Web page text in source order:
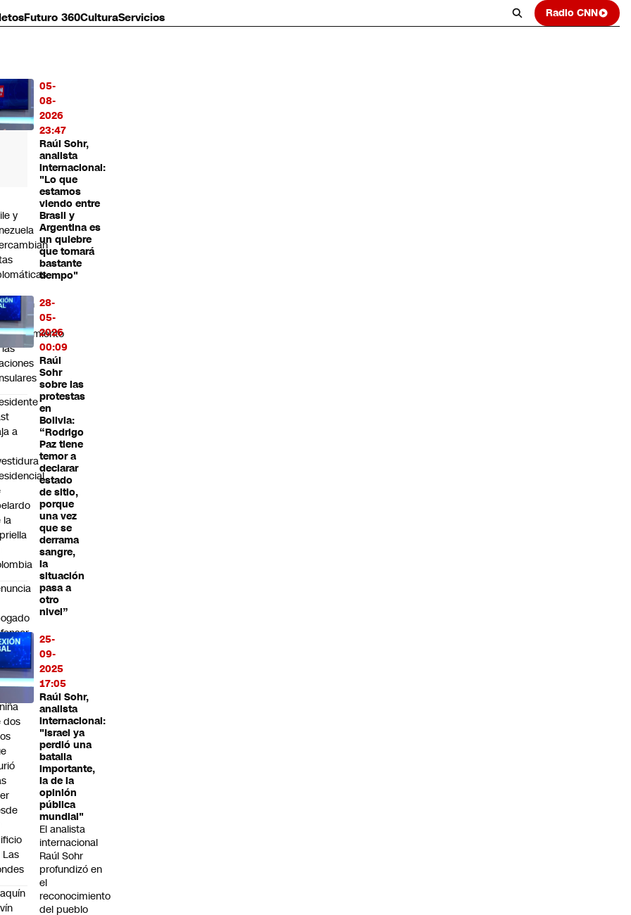
Futuro 360CulturaServicios Radio CNN
05-
08-
2026
23:47
Raúl Sohr,
analista
internacional:
"Lo que
estamos
viendo entre
Brasil y
Argentina es
un quiebre
que tomará
bastante
tiempo"
28-
05-
2026
00:09
Raúl
Sohr
sobre las
protestas
en
Bolivia:
“Rodrigo
Paz tiene
temor a
declarar
estado
de sitio,
porque
una vez
que se
derrama
sangre,
la
situación
pasa a
otro
nivel”
25-
09-
2025
17:05
Raúl Sohr,
analista
internacional:
"Israel ya
perdió una
batalla
importante,
la de la
opinión
pública
mundial"
El analista
internacional
Raúl Sohr
profundizó en
el
reconocimiento
del pueblo
y
a
la
dos
Las